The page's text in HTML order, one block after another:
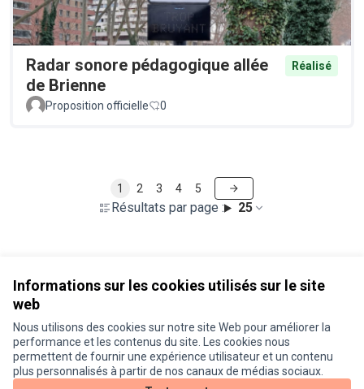
Informations sur les cookies utilisés sur le site
web
Nous utilisons des cookies sur notre site Web pour améliorer la
performance et les contenus du site. Les cookies nous
permettent de fournir une expérience utilisateur et un contenu
plus personnalisés à partir de nos canaux de médias sociaux.
Radar sonore pédagogique allée
de Brienne
Réalisé
Proposition officielle 0
Résultats par page : 25
1 2 3 4 5
Conditions d'utilisation
Paramètres des cookies
Je participe ! sur X
(Lien externe)
Je participe ! sur Facebook
Je participe ! sur Instagram